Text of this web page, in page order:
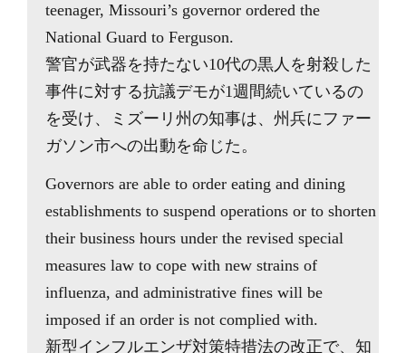
teenager, Missouri’s governor ordered the
National Guard to Ferguson.
警官が武器を持たない10代の黒人を射殺した
事件に対する抗議デモが1週間続いているの
を受け、ミズーリ州の知事は、州兵にファー
ガソン市への出動を命じた。
Governors are able to order eating and dining
establishments to suspend operations or to shorten
their business hours under the revised special
measures law to cope with new strains of
influenza, and administrative fines will be
imposed if an order is not complied with.
新型インフルエンザ対策特措法の改正で、知